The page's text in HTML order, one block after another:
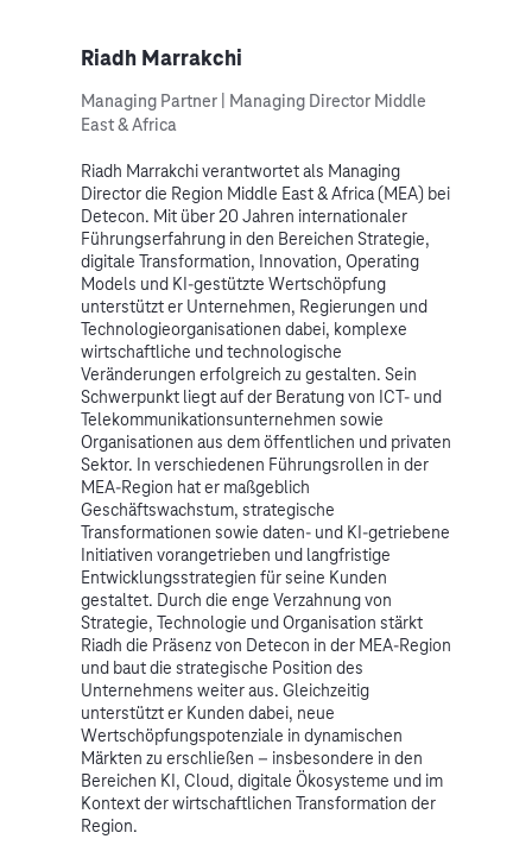
Riadh Marrakchi
Managing Partner | Managing Director Middle
East & Africa
Riadh Marrakchi verantwortet als Managing
Director die Region Middle East & Africa (MEA) bei
Detecon. Mit über 20 Jahren internationaler
Führungserfahrung in den Bereichen Strategie,
digitale Transformation, Innovation, Operating
Models und KI-gestützte Wertschöpfung
unterstützt er Unternehmen, Regierungen und
Technologieorganisationen dabei, komplexe
wirtschaftliche und technologische
Veränderungen erfolgreich zu gestalten. Sein
Schwerpunkt liegt auf der Beratung von ICT- und
Telekommunikationsunternehmen sowie
Organisationen aus dem öffentlichen und privaten
Sektor. In verschiedenen Führungsrollen in der
MEA-Region hat er maßgeblich
Geschäftswachstum, strategische
Transformationen sowie daten- und KI-getriebene
Initiativen vorangetrieben und langfristige
Entwicklungsstrategien für seine Kunden
gestaltet. Durch die enge Verzahnung von
Strategie, Technologie und Organisation stärkt
Riadh die Präsenz von Detecon in der MEA-Region
und baut die strategische Position des
Unternehmens weiter aus. Gleichzeitig
unterstützt er Kunden dabei, neue
Wertschöpfungspotenziale in dynamischen
Märkten zu erschließen – insbesondere in den
Bereichen KI, Cloud, digitale Ökosysteme und im
Kontext der wirtschaftlichen Transformation der
Region.